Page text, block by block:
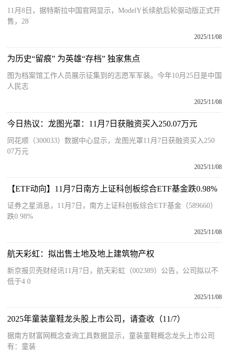
11月8日，据特斯拉中国官网显示，ModelY长续航后轮驱动版正式开
售，28
2025/11/08
为历史“留痕” 为英雄“存档” 独家焦点
图为档案馆工作人员展示征集到的志愿军军装。今年10月25日是中国
人民志
2025/11/08
今日热议：龙图光罩：11月7日获融资买入250.07万元
同花顺（300033）数据中心显示，龙图光罩11月7日获融资买入250
07万元
2025/11/08
【ETF动向】11月7日南方上证科创板综合ETF基金跌0.98%
证券之星消息，11月7日，南方上证科创板综合ETF基金（589660）
跌0 98%
2025/11/08
航天彩虹：拟出售土地及地上建筑物产权
新京报贝壳财经讯11月7日，航天彩虹（002389）公告，公司拟以不
低于4 0
2025/11/08
2025年童装童鞋龙头股上市公司，请查收（11/7）
据南方财富网概念查询工具数据显示，童装童鞋概念龙头上市公司
有：童装